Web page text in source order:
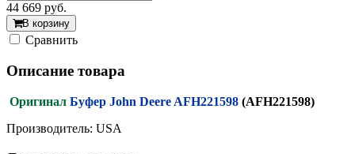
44 669 руб.
В корзину
Cравнить
Описание товара
Оригинал Буфер John Deere AFH221598 (AFH221598)
Производитель: USA